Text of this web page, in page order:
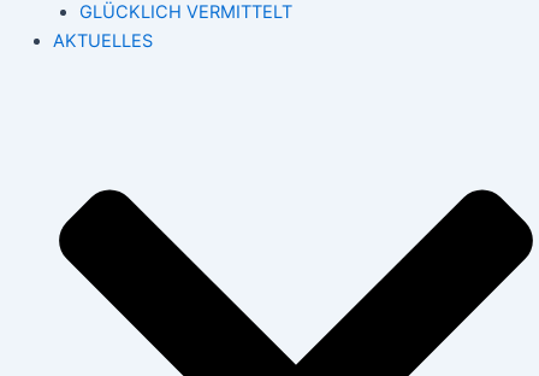
GLÜCKLICH VERMITTELT
AKTUELLES